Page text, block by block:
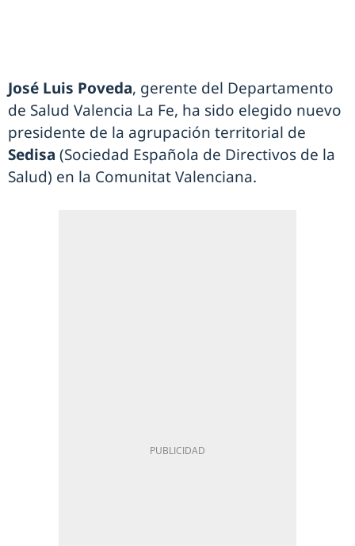
José Luis Poveda, gerente del Departamento
de Salud Valencia La Fe, ha sido elegido nuevo
presidente de la agrupación territorial de
Sedisa (Sociedad Española de Directivos de la
Salud) en la Comunitat Valenciana.